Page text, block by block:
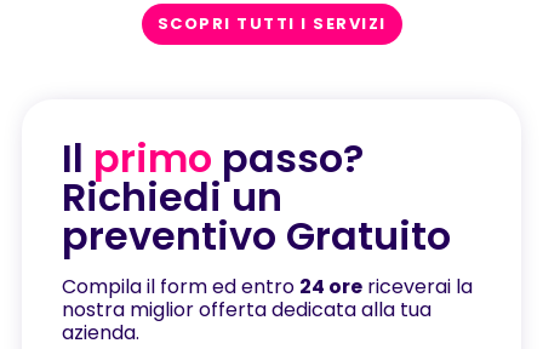
SCOPRI TUTTI I SERVIZI
Il primo passo?
Richiedi un
preventivo Gratuito
Compila il form ed entro 24 orericeverai la
nostra miglior offerta dedicata alla tua
azienda.